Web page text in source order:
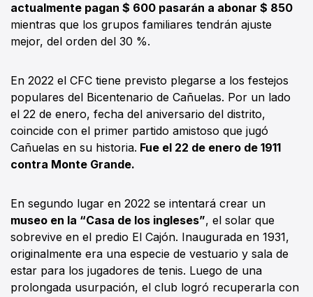
actualmente pagan $ 600 pasarán a abonar $ 850
mientras que los grupos familiares tendrán ajuste
mejor, del orden del 30 %.
En 2022 el CFC tiene previsto plegarse a los festejos
populares del Bicentenario de Cañuelas. Por un lado
el 22 de enero, fecha del aniversario del distrito,
coincide con el primer partido amistoso que jugó
Cañuelas en su historia. Fue el 22 de enero de 1911
contra Monte Grande.
En segundo lugar en 2022 se intentará crear un
museo en la “Casa de los ingleses”, el solar que
sobrevive en el predio El Cajón. Inaugurada en 1931,
originalmente era una especie de vestuario y sala de
estar para los jugadores de tenis. Luego de una
prolongada usurpación, el club logró recuperarla con